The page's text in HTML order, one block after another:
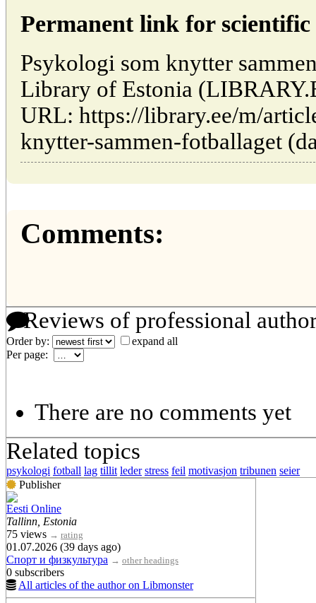
Permanent link for
Psykologi som knytter
Library of Estonia
URL: https://library.ee/m/
knytter-sammen-fotballaget
Comments:
Reviews of professional
Order by:
expand all
Per page:
There are no comments yet
Related topics
psykologi fotball lag tillit leder stress feil motivasjon tribunen seier
Publisher
Eesti Online
Tallinn, Estonia
75 views → rating
01.07.2026 (39 days ago)
Спорт и физкультура → other headings
0 subscribers
All articles of the author on Libmonster